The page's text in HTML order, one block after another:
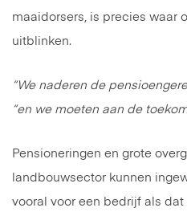
maaidorsers, is precies waar
uitblinken.
“We naderen de
“en we moeten aan de
Pensioneringen en grote
landbouwsector kunnen
vooral voor een bedrijf als dat